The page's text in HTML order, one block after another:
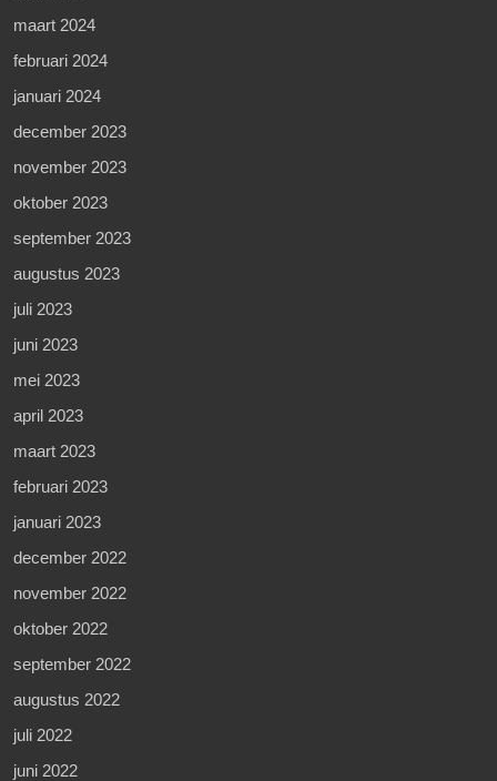
maart 2024
februari 2024
januari 2024
december 2023
november 2023
oktober 2023
september 2023
augustus 2023
juli 2023
juni 2023
mei 2023
april 2023
maart 2023
februari 2023
januari 2023
december 2022
november 2022
oktober 2022
september 2022
augustus 2022
juli 2022
juni 2022